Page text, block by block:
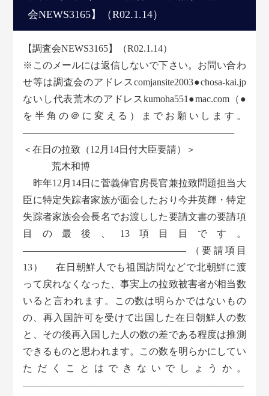
会NEWS3165】（R02.1.14）
【調査会NEWS3165】（R02.1.14）
※このメールには返信しないで下さい。お問い合わ
せ等は調査会のアドレスcomjansite2003●chosa-kai.jp
ないし代表荒木のアドレスkumoha551●mac.com（●
を半角の＠に変える）までお願いします。
——————————————————————
＜在日の拉致（12月14日付大臣要請）＞
荒木和博
昨年12月14日に菅義偉官房長官兼拉致問題担当大
臣に特定失踪者家族が面会したおり今井英輝・特定
失踪者家族会会長名でお渡しした要請文書の要請項
目の最後、13項目目です。
――――――――――――――――― （要請項目
13） 在日朝鮮人でも祖国訪問などで北朝鮮に渡
って戻れなくなった、事実上の拉致被害者が相当数
いると言われます。この数は明らかではないもの
の、再入国許可を受けて出国した在日朝鮮人の数
と、その後再入国した人の数の差である程度は推測
できるものと思われます。この数を明らかにしてい
ただくことはできないでしょうか。
―――――――――――――――――――――――